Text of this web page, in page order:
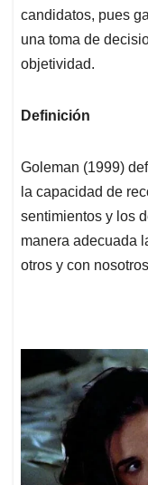
candidatos, pues
una toma de
objetividad.
Definición
Goleman (1999)
la capacidad de
sentimientos y los
manera adecuada
otros y con